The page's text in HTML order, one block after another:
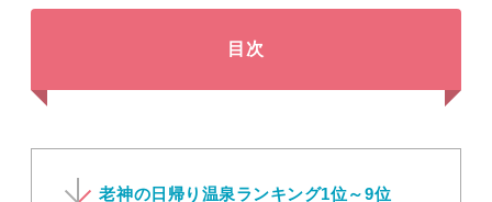
目次
老神の日帰り温泉ランキング1位～9位